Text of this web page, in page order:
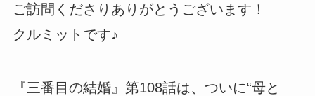
ご訪問くださりありがとうございます！
クルミットです♪
『三番目の結婚』第108話は、ついに“母と